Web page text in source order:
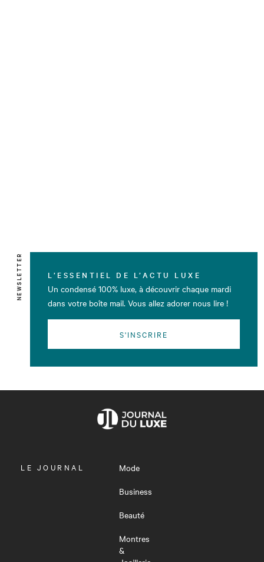
NEWSLETTER L’ESSENTIEL DE L’ACTU LUXE
Un condensé 100% luxe, à découvrir chaque mardi
dans votre boîte mail. Vous allez adorer nous lire !
S'INSCRIRE
OUVRIR
LE JOURNAL
Mode
Business
Beauté
Montres
&